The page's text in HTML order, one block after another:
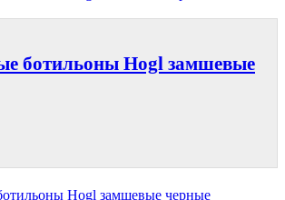
ботильоны Hogl замшевые